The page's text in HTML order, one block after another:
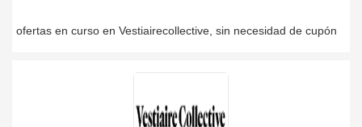
ofertas en curso en Vestiairecollective, sin necesidad de cupón